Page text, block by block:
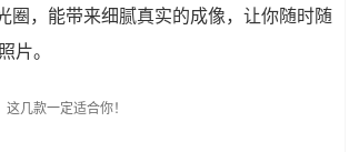
圈，能带来细腻真实的成像，让你随时随
片。